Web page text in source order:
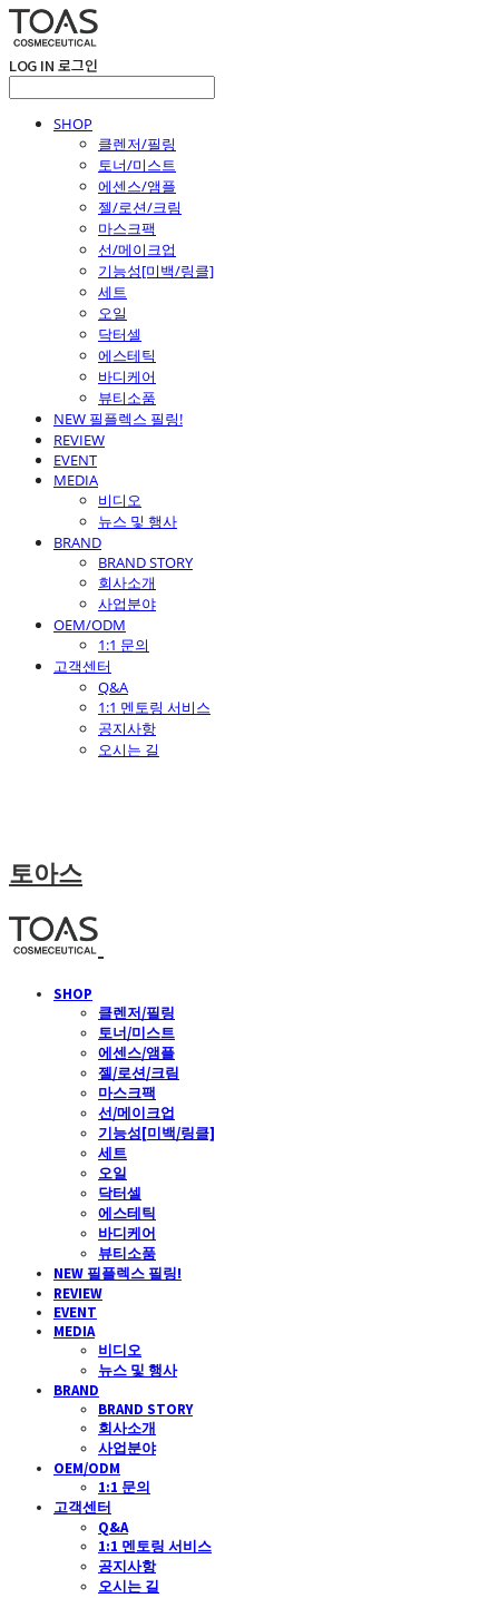
LOG IN 로그인
SHOP
클렌저/필링
토너/미스트
에센스/앰플
젤/로션/크림
마스크팩
선/메이크업
기능성[미백/링클]
세트
오일
닥터셀
에스테틱
바디케어
뷰티소품
NEW 필플렉스 필링!
REVIEW
EVENT
MEDIA
비디오
뉴스 및 행사
BRAND
BRAND STORY
회사소개
사업분야
OEM/ODM
1:1 문의
고객센터
Q&A
1:1 멘토링 서비스
공지사항
오시는 길
토아스
SHOP
클렌저/필링
토너/미스트
에센스/앰플
젤/로션/크림
마스크팩
선/메이크업
기능성[미백/링클]
세트
오일
닥터셀
에스테틱
바디케어
뷰티소품
NEW 필플렉스 필링!
REVIEW
EVENT
MEDIA
비디오
뉴스 및 행사
BRAND
BRAND STORY
회사소개
사업분야
OEM/ODM
1:1 문의
고객센터
Q&A
1:1 멘토링 서비스
공지사항
오시는 길